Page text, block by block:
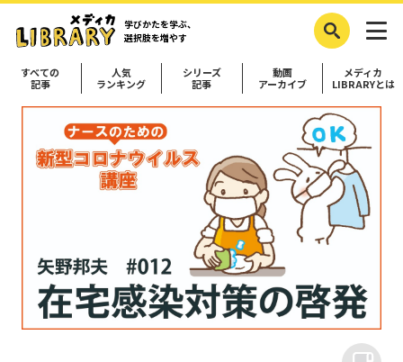
学びかたを学ぶ、
選択肢を増やす
すべての
記事
人気
ランキング
シリーズ
記事
動画
アーカイブ
メディカ
LIBRARYとは